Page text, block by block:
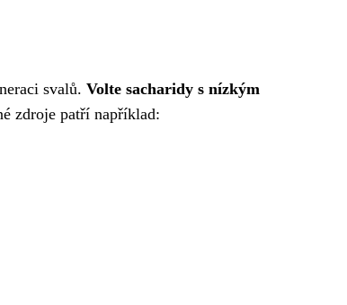
svalů. Volte sacharidy s nízkým
zdroje patří například: